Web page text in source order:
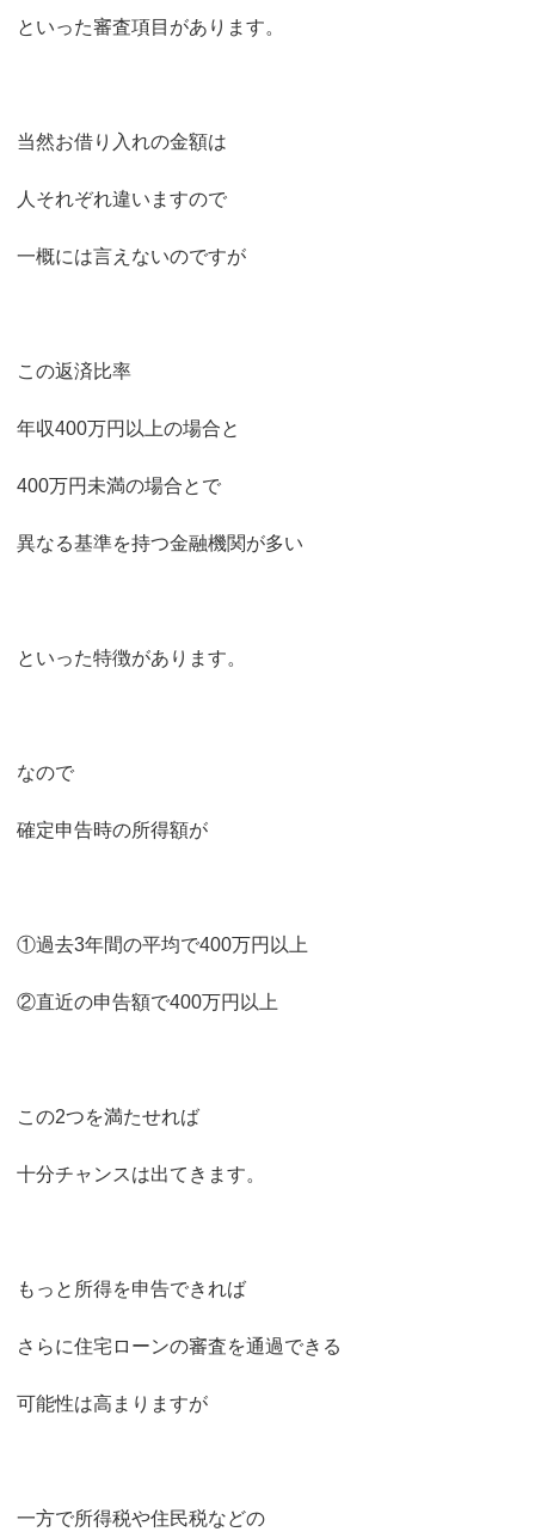
といった審査項目があります。
当然お借り入れの金額は
人それぞれ違いますので
一概には言えないのですが
この返済比率
年収400万円以上の場合と
400万円未満の場合とで
異なる基準を持つ金融機関が多い
といった特徴があります。
なので
確定申告時の所得額が
①過去3年間の平均で400万円以上
②直近の申告額で400万円以上
この2つを満たせれば
十分チャンスは出てきます。
もっと所得を申告できれば
さらに住宅ローンの審査を通過できる
可能性は高まりますが
一方で所得税や住民税などの